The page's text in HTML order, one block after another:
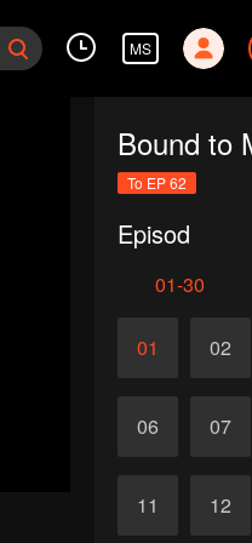
MS
Bound to
To EP 62
Episod
01-30
01 02
06 07
11 12